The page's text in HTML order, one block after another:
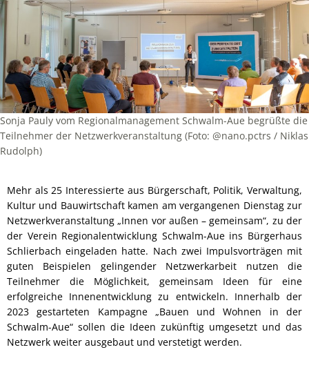
Sonja Pauly vom Regionalmanagement Schwalm-Aue begrüßte die
Teilnehmer der Netzwerkveranstaltung (Foto: @nano.pctrs / Niklas
Rudolph)
Mehr als 25 Interessierte aus Bürgerschaft, Politik, Verwaltung,
Kultur und Bauwirtschaft kamen am vergangenen Dienstag zur
Netzwerkveranstaltung „Innen vor außen – gemeinsam“, zu der
der Verein Regionalentwicklung Schwalm-Aue ins Bürgerhaus
Schlierbach eingeladen hatte. Nach zwei Impulsvorträgen mit
guten Beispielen gelingender Netzwerkarbeit nutzen die
Teilnehmer die Möglichkeit, gemeinsam Ideen für eine
erfolgreiche Innenentwicklung zu entwickeln. Innerhalb der
2023 gestarteten Kampagne „Bauen und Wohnen in der
Schwalm-Aue“ sollen die Ideen zukünftig umgesetzt und das
Netzwerk weiter ausgebaut und verstetigt werden.